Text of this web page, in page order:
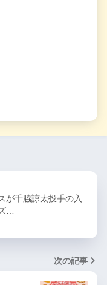
が千脇諒太投手の入
…
次の記事